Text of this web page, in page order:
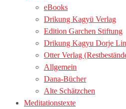
eBooks
Drikung Kagyü Verlag
Edition Garchen Stiftung
Drikung Kagyu Dorje
Otter Verlag
Allgemein
Dana-Bücher
Alte Schätzchen
Meditationstexte